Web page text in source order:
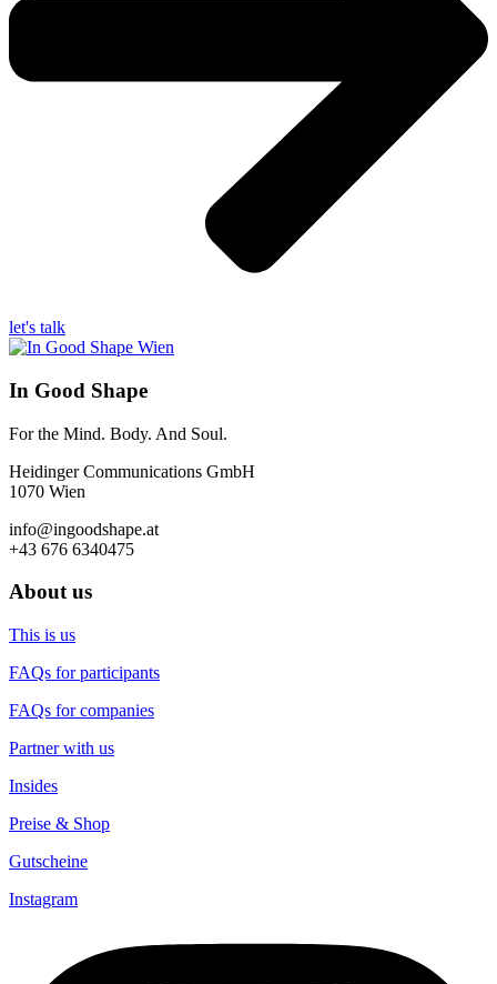
let's talk
In Good Shape
For the Mind. Body. And Soul.
Heidinger Communications GmbH
1070 Wien
info@ingoodshape.at
+43 676 6340475
About us
This is us
FAQs for participants
FAQs for companies
Partner with us
Insides
Preise & Shop
Gutscheine
Instagram